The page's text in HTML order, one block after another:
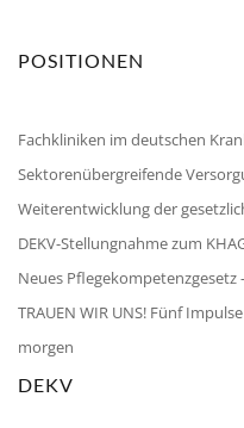
POSITIONEN
Fachkliniken im deutschen
Sektorenübergreifende
Weiterentwicklung der
DEKV-Stellungnahme zum
Neues Pflegekompetenzgesetz
TRAUEN WIR UNS! Fünf
morgen
DEKV